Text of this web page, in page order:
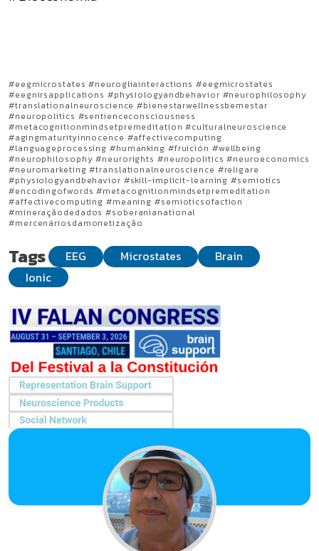
#eegmicrostates #neurogliainteractions #eegmicrostates
#eegnirsapplications #physiologyandbehavior #neurophilosophy
#translationalneuroscience #bienestarwellnessbemestar
#neuropolitics #sentienceconsciousness
#metacognitionmindsetpremeditation #culturalneuroscience
#agingmaturityinnocence #affectivecomputing
#languageprocessing #humanking #fruición #wellbeing
#neurophilosophy #neurorights #neuropolitics #neuroeconomics
#neuromarketing #translationalneuroscience #religare
#physiologyandbehavior #skill-implicit-learning #semiotics
#encodingofwords #metacognitionmindsetpremeditation
#affectivecomputing #meaning #semioticsofaction
#mineraçãodedados #soberanianational
#mercenáriosdamonetização
Tags EEG Microstates
Brain
Ionic